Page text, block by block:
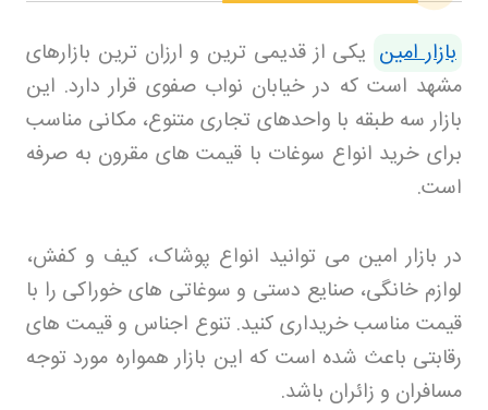
بازار امین یکی از قدیمی ترین و ارزان ترین بازارهای
مشهد است که در خیابان نواب صفوی قرار دارد. این
بازار سه طبقه با واحدهای تجاری متنوع، مکانی مناسب
برای خرید انواع سوغات با قیمت های مقرون به صرفه
است.
در بازار امین می توانید انواع پوشاک، کیف و کفش،
لوازم خانگی، صنایع دستی و سوغاتی های خوراکی را با
قیمت مناسب خریداری کنید. تنوع اجناس و قیمت های
رقابتی باعث شده است که این بازار همواره مورد توجه
مسافران و زائران باشد.